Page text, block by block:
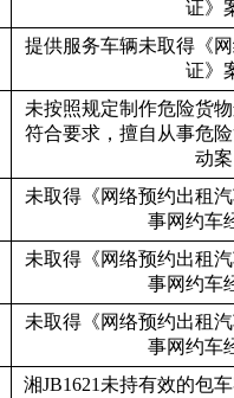
证》
提供服务车辆未取得《
证》
未按照规定制作危险货
符合要求，擅自从事危
动案
未取得《网络预约出租
事网约车
未取得《网络预约出租
事网约车
未取得《网络预约出租
事网约车
湘JB1621 未持有效的包